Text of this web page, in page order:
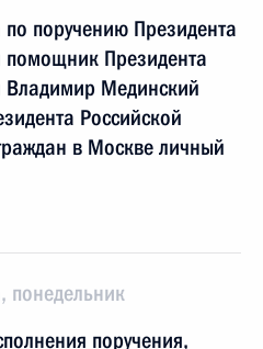
поручению Президента
Президента
Владимир Мединский
Российской
в Москве личный
понедельник
поручения,